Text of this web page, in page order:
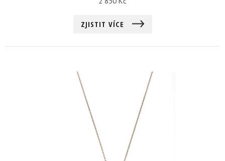
ZJISTIT VÍCE